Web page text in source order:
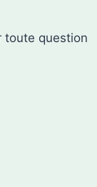
toute question